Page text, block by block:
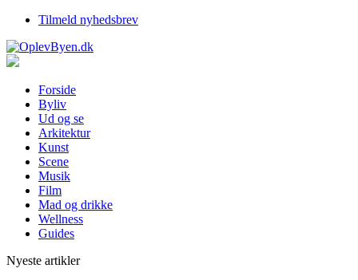
Tilmeld nyhedsbrev
Forside
Byliv
Ud og se
Arkitektur
Kunst
Scene
Musik
Film
Mad og drikke
Wellness
Guides
Nyeste artikler